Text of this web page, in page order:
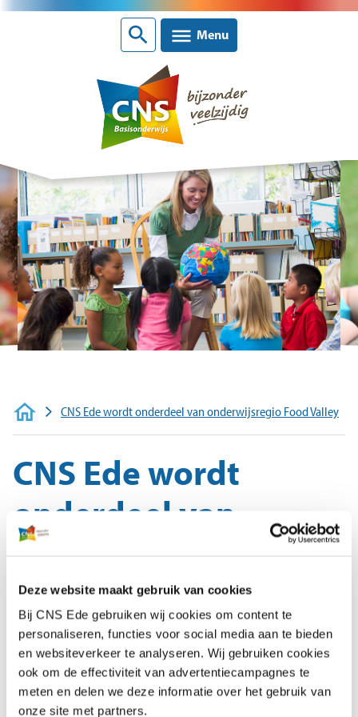
Deze website maakt gebruik van cookies
Bij CNS Ede gebruiken wij cookies om content te
personaliseren, functies voor social media aan te bieden
en websiteverkeer te analyseren. Wij gebruiken cookies
ook om de effectiviteit van advertentiecampagnes te
meten en delen we deze informatie over het gebruik van
onze site met partners.
Menu
Nieuws
CNS scholen
Contact
Over CNS Ede
Werken bijCNS Ede wordt onderdeel van onderwijsregio Food Valley
CNS Ede wordt
onderdeel van
onderwijsregio Food
Valley
In de Food Valley hebben partners (PO,
VO, MBO, opleiders) in bestaande
samenwerkingen en partnerschappen de